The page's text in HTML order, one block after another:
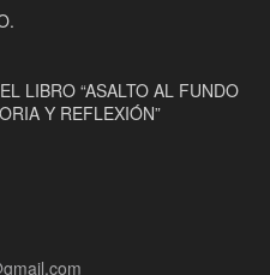
LIBRO “ASALTO AL FUNDO
Y REFLEXIÓN”